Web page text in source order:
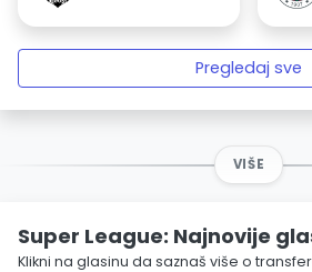
Pregledaj sve
VIŠE
Super League: Najnovije
Klikni na glasinu da saznaš više o